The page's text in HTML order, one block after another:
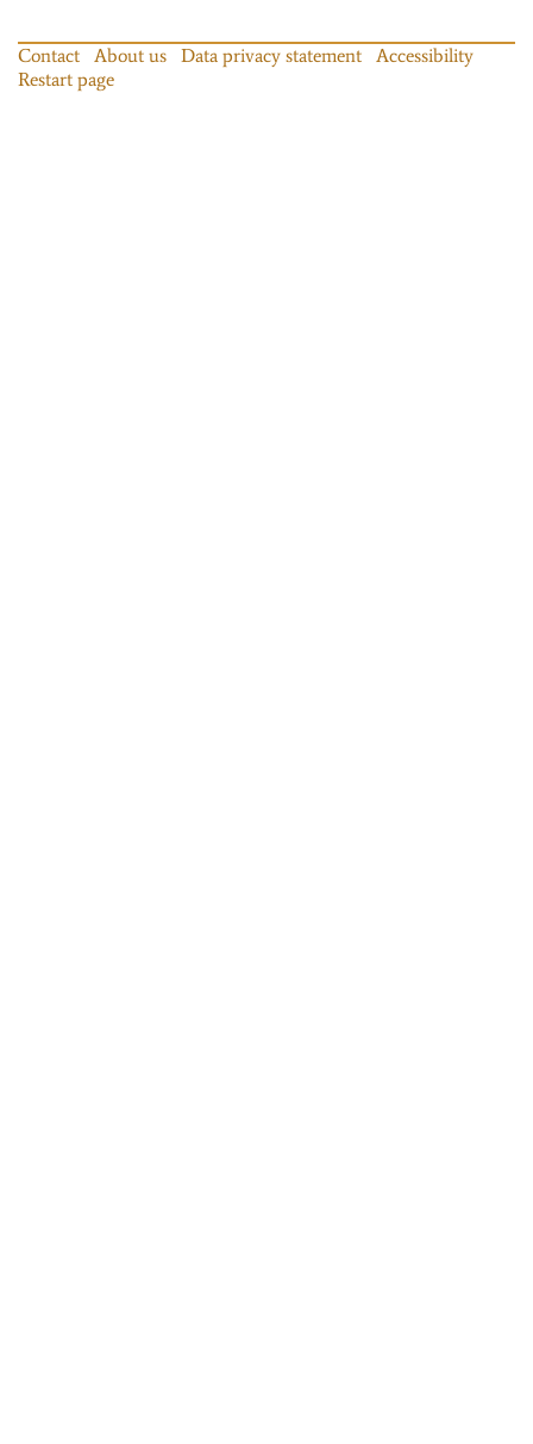
Contact About us Data privacy statement
Accessibility
Restart page